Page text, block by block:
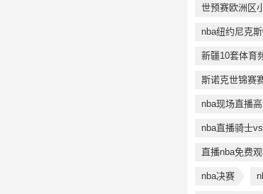
世预赛欧洲区
nba纽约尼克
新疆10套体育
斯诺克世锦赛
nba现场直播
nba直播骑士
直播nba免费
nba决赛